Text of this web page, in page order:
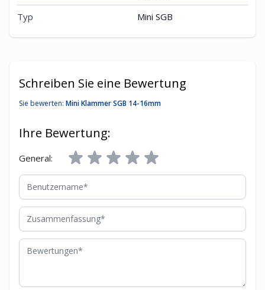
Typ
Mini SGB
Schreiben Sie eine Bewertung
Sie bewerten: Mini Klammer SGB 14-16mm
Ihre Bewertung:
General:
Benutzername
Zusammenfassung
Bewertungen